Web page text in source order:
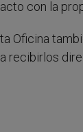
con la
Oficina
recibirlos